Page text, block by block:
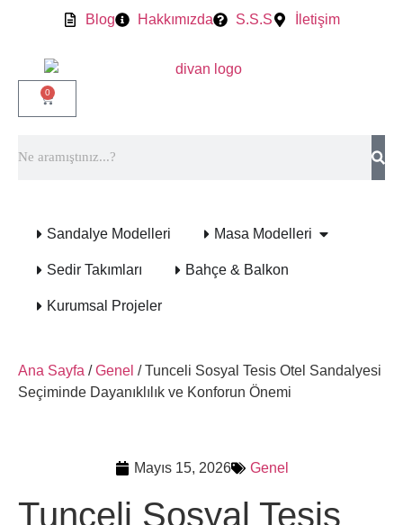
Blog Hakkımızda S.S.S İletişim
0
Sandalye Modelleri Masa Modelleri
Sedir Takımları Bahçe & Balkon
Kurumsal Projeler
Ana Sayfa /Genel / Tunceli Sosyal Tesis Otel Sandalyesi
Seçiminde Dayanıklılık ve Konforun Önemi
Mayıs 15, 2026 Genel
Tunceli Sosyal Tesis